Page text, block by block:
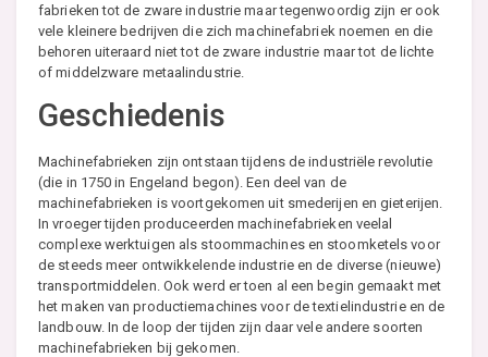
fabrieken tot de zware industrie maar tegenwoordig zijn er ook
vele kleinere bedrijven die zich machinefabriek noemen en die
behoren uiteraard niet tot de zware industrie maar tot de lichte
of middelzware metaalindustrie.
Geschiedenis
Machinefabrieken zijn ontstaan tijdens de industriële revolutie
(die in 1750 in Engeland begon). Een deel van de
machinefabrieken is voortgekomen uit smederijen en gieterijen.
In vroeger tijden produceerden machinefabrieken veelal
complexe werktuigen als stoommachines en stoomketels voor
de steeds meer ontwikkelende industrie en de diverse (nieuwe)
transportmiddelen. Ook werd er toen al een begin gemaakt met
het maken van productiemachines voor de textielindustrie en de
landbouw. In de loop der tijden zijn daar vele andere soorten
machinefabrieken bij gekomen.